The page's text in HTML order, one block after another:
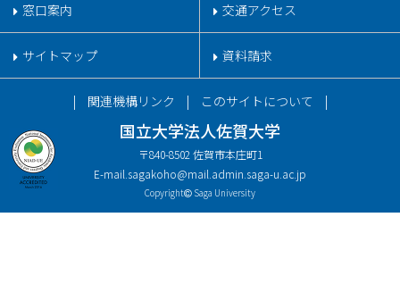
窓口案内 交通アクセス
サイトマップ 資料請求
国立大学法人佐賀大学
〒840-8502 佐賀市本庄町1
E-mail. sagakoho@mail.admin.saga-u.ac.jp
関連機構リンク このサイトについて
Copyright Saga University